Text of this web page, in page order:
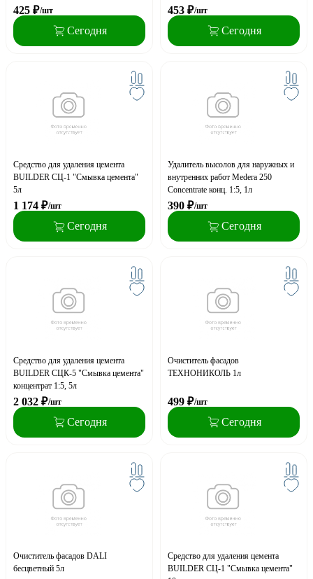
425 ₽/шт
Сегодня
453 ₽/шт
Сегодня
Средство для удаления цемента
BUILDER СЦ-1 "Смывка цемента"
5л
1 174 ₽/шт
Сегодня
Удалитель высолов для наружных и
внутренних работ Medera 250
Concentrate конц. 1:5, 1л
390 ₽/шт
Сегодня
Средство для удаления цемента
BUILDER СЦК-5 "Смывка цемента"
концентрат 1:5, 5л
2 032 ₽/шт
Сегодня
Очиститель фасадов
ТЕХНОНИКОЛЬ 1л
499 ₽/шт
Сегодня
Очиститель фасадов DALI
бесцветный 5л
Средство для удаления цемента
BUILDER СЦ-1 "Смывка цемента"